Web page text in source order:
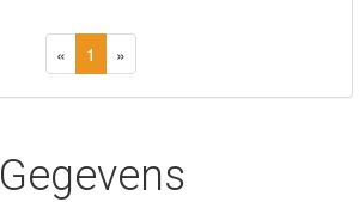
« 1 »
Gegevens